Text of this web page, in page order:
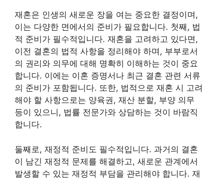
재혼은 인생의 새로운 장을 여는 중요한 결정이며,
이는 다양한 면에서의 준비가 필요합니다. 첫째, 법
적 준비가 필수적입니다. 재혼을 고려하고 있다면,
이전 결혼의 법적 사항을 정리해야 하며, 부부로서
의 권리와 의무에 대해 명확히 이해하는 것이 중요
합니다. 이에는 이혼 증명서나 최근 결혼 관련 서류
의 준비가 포함됩니다. 또한, 법적으로 재혼 시 고려
해야 할 사항으로는 양육권, 재산 분할, 부양 의무
등이 있으니, 법률 전문가와 상담하는 것이 바람직
합니다.
둘째로, 재정적 준비도 필수적입니다. 과거의 결혼
이 남긴 재정적 문제를 해결하고, 새로운 관계에서
발생할 수 있는 재정적 부담을 관리해야 합니다. 재